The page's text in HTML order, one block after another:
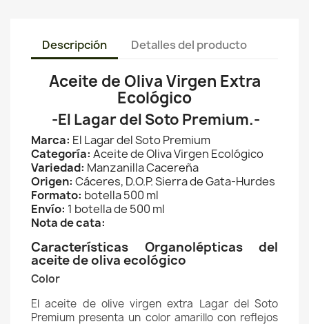
Descripción Detalles del producto
Aceite de Oliva Virgen Extra
Ecológico
-El Lagar del Soto Premium.-
Marca: El Lagar del Soto Premium
Categoría: Aceite de Oliva Virgen Ecológico
Variedad: Manzanilla Cacereña
Origen: Cáceres, D.O.P. Sierra de Gata-Hurdes
Formato: botella 500 ml
Envío: 1 botella de 500 ml
Nota de cata:
Características Organolépticas del
aceite de oliva ecológico
Color
El aceite de olive virgen extra Lagar del Soto
Premium presenta un color amarillo con reflejos